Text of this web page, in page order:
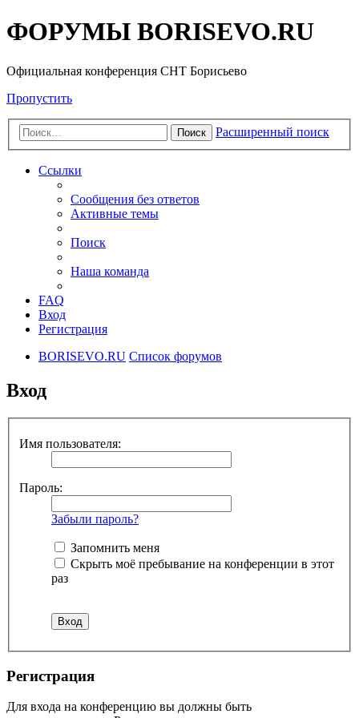
ФОРУМЫ BORISEVO.RU
Официальная конференция СНТ Борисьево
Пропустить
Поиск Расширенный поиск
Ссылки
Сообщения без ответов
Активные темы
Поиск
Наша команда
FAQ
Вход
Регистрация
BORISEVO.RU Список форумов
Вход
Имя пользователя:
Пароль:
Забыли пароль?
Запомнить меня
Скрыть моё пребывание на конференции в этот
раз
Регистрация
Для входа на конференцию вы должны быть